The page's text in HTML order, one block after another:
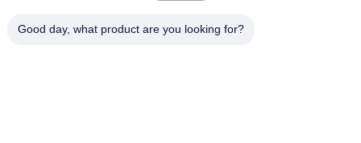
Good day, what product are you looking for?